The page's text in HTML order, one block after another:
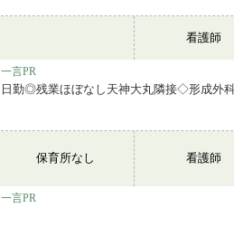
看護師
一言PR
日勤◎残業ほぼなし天神大丸隣接◇形成外
保育所なし 看護師
一言PR